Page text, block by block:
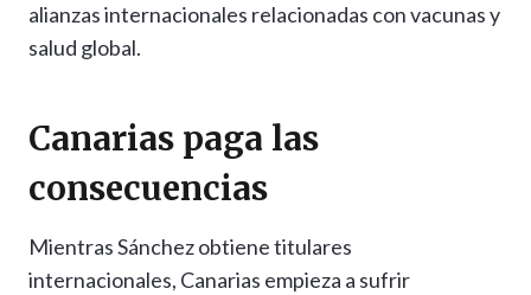
alianzas internacionales relacionadas con vacunas y
salud global.
Canarias paga las
consecuencias
Mientras Sánchez obtiene titulares
internacionales, Canarias empieza a sufrir